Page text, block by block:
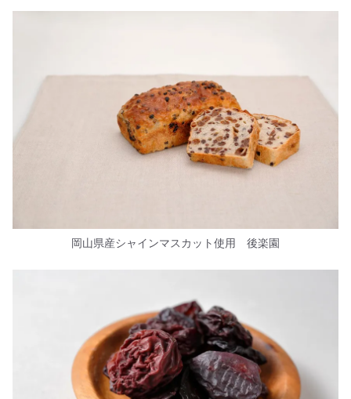
岡山県産シャインマスカット使用 後楽園